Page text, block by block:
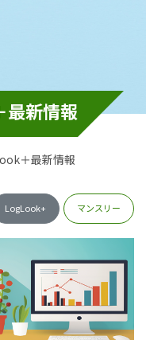
最新情報
＋最新情報
LogLook+ マンスリー